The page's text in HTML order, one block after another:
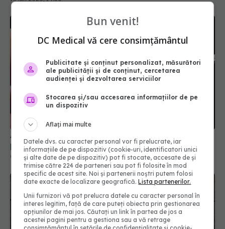
Adevărul despre gelatină. 4 beneficii uimitoare
pentru piele și intestin
09 ian 2026, 16:54
Bun venit!
DC Medical vă cere consimțământul
Publicitate și conținut personalizat, măsurători
ale publicității și de conținut, cercetarea
audienței și dezvoltarea serviciilor
Stocarea și/sau accesarea informațiilor de pe
un dispozitiv
Aflați mai multe
Datele dvs. cu caracter personal vor fi prelucrate, iar
informațiile de pe dispozitiv (cookie-uri, identificatori unici
și alte date de pe dispozitiv) pot fi stocate, accesate de și
trimise către 224 de parteneri sau pot fi folosite în mod
specific de acest site. Noi și partenerii noștri putem folosi
date exacte de localizare geografică.Lista partenerilor.
Unii furnizori vă pot prelucra datele cu caracter personal în
interes legitim, față de care puteți obiecta prin gestionarea
opțiunilor de mai jos. Căutați un link în partea de jos a
acestei pagini pentru a gestiona sau a vă retrage
consimțământul în setările de confidențialitate și cookie-